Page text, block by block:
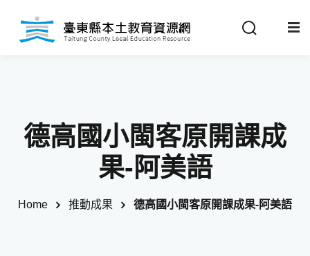
新消息德高國小閩客原開課成
果-阿美語
Home 推動成果 德高國小閩客原開課成果-阿美語
Sign in Sign up